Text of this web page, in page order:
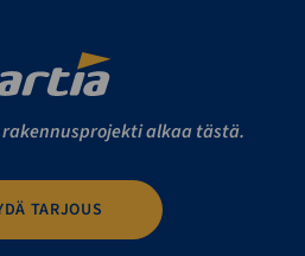
alkaa tästä.
TARJOUS